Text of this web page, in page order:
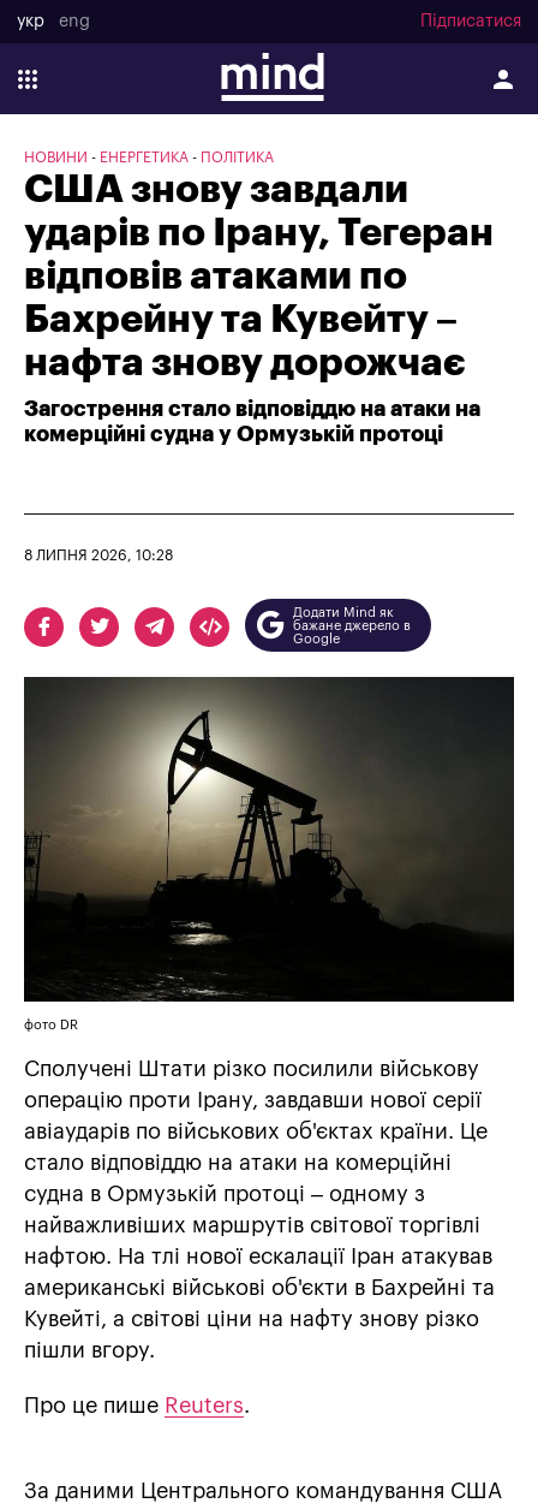
укр eng Підписатися
НОВИНИ ЕНЕРГЕТИКА ПОЛІТИКА
США знову завдали
ударів по Ірану, Тегеран
відповів атаками по
Бахрейну та Кувейту –
нафта знову дорожчає
Загострення стало відповіддю на атаки на
комерційні судна у Ормузькій протоці
8 ЛИПНЯ 2026, 10:28
Додати Mind як
бажане джерело в
Google
фото DR
Сполучені Штати різко посилили військову
операцію проти Ірану, завдавши нової серії
авіаударів по військових об'єктах країни. Це
стало відповіддю на атаки на комерційні
судна в Ормузькій протоці – одному з
найважливіших маршрутів світової торгівлі
нафтою. На тлі нової ескалації Іран атакував
американські військові об'єкти в Бахрейні та
Кувейті, а світові ціни на нафту знову різко
пішли вгору.
Про це пише Reuters.
За даними Центрального командування США